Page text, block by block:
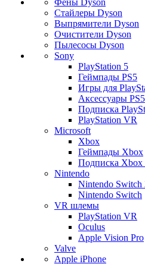
Фены Dyson
Стайлеры Dyson
Выпрямители Dyson
Очистители Dyson
Пылесосы Dyson
Sony
PlayStation 5
Геймпады PS5
Игры для
Аксессуары PS5
Подписка
PlayStation VR
Microsoft
Xbox
Геймпады Xbox
Подписка Xbox
Nintendo
Nintendo Switch
Nintendo Switch
VR шлемы
PlayStation VR
Oculus
Apple Vision Pro
Valve
Apple iPhone